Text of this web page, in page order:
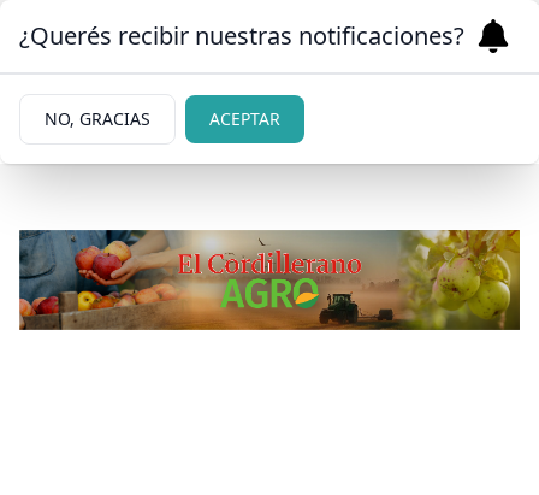
¿Querés recibir nuestras notificaciones?
NO, GRACIAS ACEPTAR